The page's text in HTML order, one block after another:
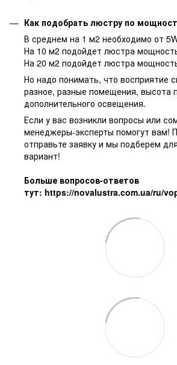
Как подобрать люстру по
В среднем на 1 м2 необходимо от
На 10 м2 подойдет люстра
На 20 м2 подойдет люстра
Но надо понимать, что восприятие
разное, разные помещения, высота
дополнительного освещения.
Если у вас возникли вопросы или
менеджеры-эксперты помогут вам!
отправьте заявку и мы подберем
вариант!
Больше вопросов-ответов
тут: https://novalustra.com.ua/ru/